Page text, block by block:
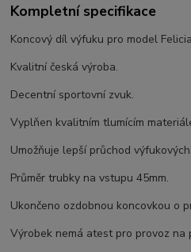
Kompletní specifikace
Koncový díl výfuku pro model
Kvalitní česká výroba.
Decentní sportovní zvuk.
Vyplňen kvalitním tlumícím
Umožňuje lepší průchod
Průměr trubky na vstupu 45mm.
Ukončeno ozdobnou koncovkou o
Výrobek nemá atest pro provoz na